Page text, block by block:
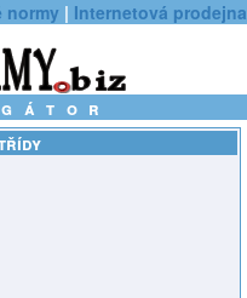
normy | Internetová prodejna